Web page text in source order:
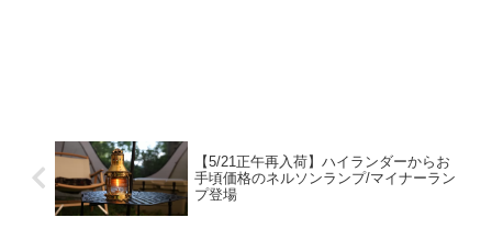
【5/21正午再入荷】ハイランダーからお
手頃価格のネルソンランプ/マイナーラン
プ登場